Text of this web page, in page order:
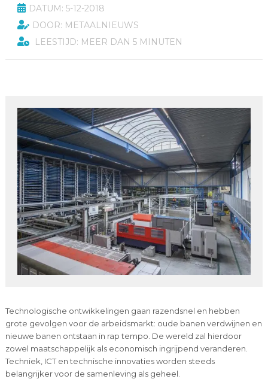
DATUM: 5-12-2018
DOOR: METAALNIEUWS
LEESTIJD: MEER DAN 5 MINUTEN
Technologische ontwikkelingen gaan razendsnel en hebben
grote gevolgen voor de arbeidsmarkt: oude banen verdwijnen en
nieuwe banen ontstaan in rap tempo. De wereld zal hierdoor
zowel maatschappelijk als economisch ingrijpend veranderen.
Techniek, ICT en technische innovaties worden steeds
belangrijker voor de samenleving als geheel.